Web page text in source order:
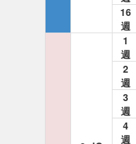
16
週
1
週
2
週
3
週
4
週